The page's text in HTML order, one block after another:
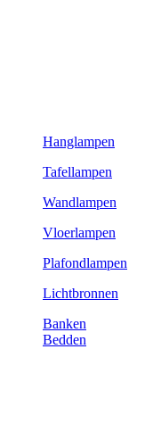
Hanglampen
Tafellampen
Wandlampen
Vloerlampen
Plafondlampen
Lichtbronnen
Banken
Bedden